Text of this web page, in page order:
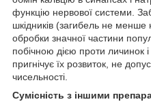
функцію нервової системи.
шкідників (загибель не менше
обробки значної частини
побічною дією проти личинок
пригнічує їх розвиток, не
чисельності.
Сумісність з іншими